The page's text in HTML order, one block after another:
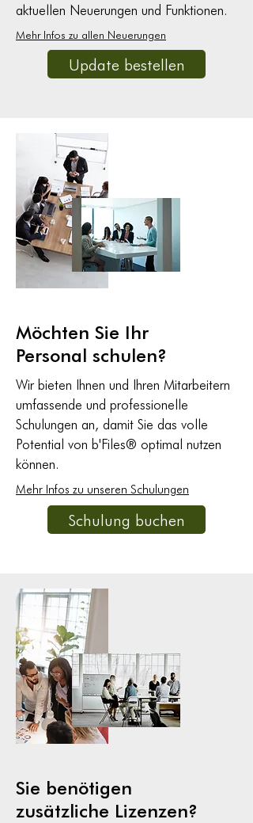
aktuellen Neuerungen und Funktionen.
Mehr Infos zu allen Neuerungen
Update bestellen
Möchten Sie Ihr
Personal schulen?
Wir bieten Ihnen und Ihren Mitarbeitern
umfassende und professionelle
Schulungen an, damit Sie das volle
Potential von b'Files® optimal nutzen
können.
Mehr Infos zu unseren Schulungen
Schulung buchen
Sie benötigen
zusätzliche Lizenzen?